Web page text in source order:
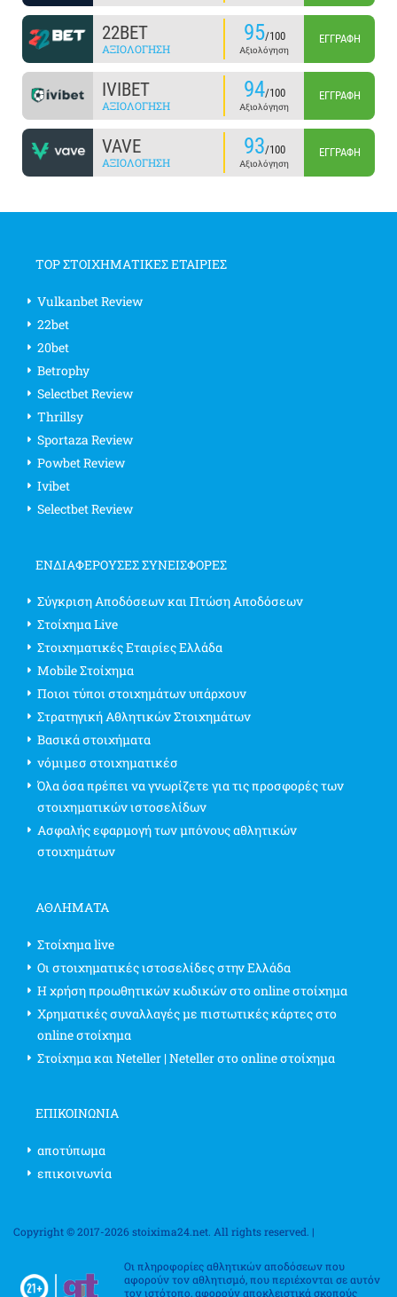
22BET
ΑΞΙΟΛΌΓΗΣΗ
95/100
Αξιολόγηση
ΕΓΓΡΑΦΉ
IVIBET
ΑΞΙΟΛΌΓΗΣΗ
94/100
Αξιολόγηση
ΕΓΓΡΑΦΉ
VAVE
ΑΞΙΟΛΌΓΗΣΗ
93/100
Αξιολόγηση
ΕΓΓΡΑΦΉ
TOP ΣΤΟΙΧΗΜΑΤΙΚΕΣ ΕΤΑΙΡΙΕΣ
Vulkanbet Review
22bet
20bet
Betrophy
Selectbet Review
Thrillsy
Sportaza Review
Powbet Review
Ivibet
Selectbet Review
ΕΝΔΙΑΦΈΡΟΥΣΕΣ ΣΥΝΕΙΣΦΟΡΈΣ
Σύγκριση Αποδόσεων και Πτώση Αποδόσεων
Στοίχημα Live
Στοιχηματικές Εταιρίες Ελλάδα
Mobile Στοίχημα
Ποιοι τύποι στοιχημάτων υπάρχουν
Στρατηγική Αθλητικών Στοιχημάτων
Βασικά στοιχήματα
νόμιμεσ στοιχηματικέσ
Όλα όσα πρέπει να γνωρίζετε για τις προσφορές των
στοιχηματικών ιστοσελίδων
Ασφαλής εφαρμογή των μπόνους αθλητικών
στοιχημάτων
ΑΘΛΗΜΑΤΑ
Στοίχημα live
Οι στοιχηματικές ιστοσελίδες στην Ελλάδα
Η χρήση προωθητικών κωδικών στο online στοίχημα
Χρηματικές συναλλαγές με πιστωτικές κάρτες στο
online στοίχημα
Στοίχημα και Neteller | Neteller στο online στοίχημα
ΕΠΙΚΟΙΝΩΝΊΑ
αποτύπωμα
επικοινωνία
Copyright © 2017-2026 stoixima24.net. All rights reserved. |
Οι πληροφορίες αθλητικών αποδόσεων που
αφορούν τον αθλητισμό, που περιέχονται σε αυτόν
τον ιστότοπο, αφορούν αποκλειστικά σκοπούς